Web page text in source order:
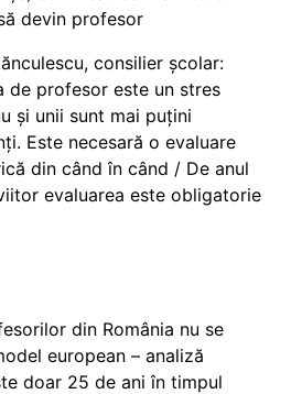
devin profesor
consilier școlar:
de profesor este un stres
și unii sunt mai puțini
Este necesară o evaluare
din când în când / De anul
evaluarea este obligatorie
din România nu se
european – analiză
doar 25 de ani în timpul